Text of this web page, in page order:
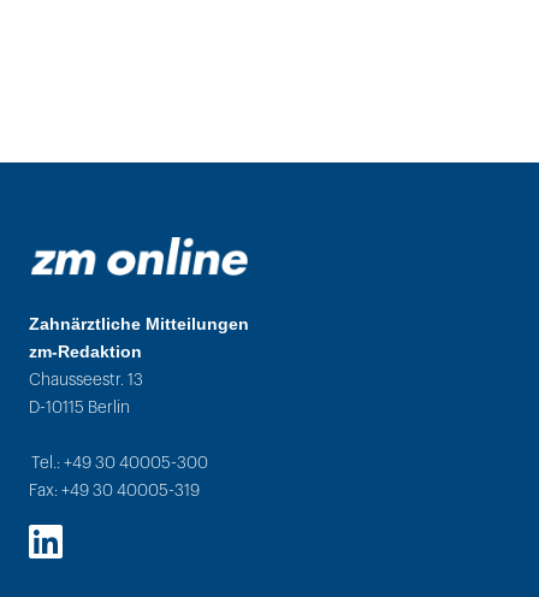
Zahnärztliche Mitteilungen
zm-Redaktion
Chausseestr. 13
D-10115 Berlin
Tel.: +49 30 40005-300
Fax: +49 30 40005-319
LinkedIn